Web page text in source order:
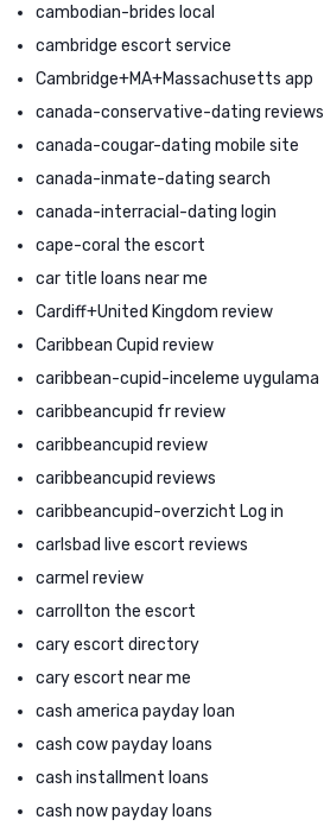
cambodian-brides local
cambridge escort service
Cambridge+MA+Massachusetts app
canada-conservative-dating reviews
canada-cougar-dating mobile site
canada-inmate-dating search
canada-interracial-dating login
cape-coral the escort
car title loans near me
Cardiff+United Kingdom review
Caribbean Cupid review
caribbean-cupid-inceleme uygulama
caribbeancupid fr review
caribbeancupid review
caribbeancupid reviews
caribbeancupid-overzicht Log in
carlsbad live escort reviews
carmel review
carrollton the escort
cary escort directory
cary escort near me
cash america payday loan
cash cow payday loans
cash installment loans
cash now payday loans